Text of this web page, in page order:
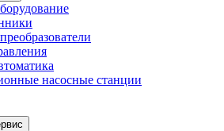
насосные станции